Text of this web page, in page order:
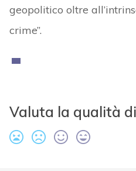
geopolitico oltre
crime”.
Valuta la qualità